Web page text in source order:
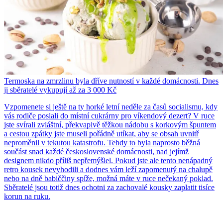
Termoska na zmrzlinu byla dříve nutností v každé domácnosti. Dnes
ji sběratelé vykupují až za 3 000 Kč
Vzpomenete si ještě na ty horké letní neděle za časů socialismu, kdy
vás rodiče poslali do místní cukrárny pro víkendový dezert? V ruce
jste svírali zvláštní, překvapivě těžkou nádobu s korkovým špuntem
a cestou zpátky jste museli pořádně utíkat, aby se obsah uvnitř
neproměnil v tekutou katastrofu. Tehdy to byla naprosto běžná
součást snad každé československé domácnosti, nad jejímž
designem nikdo příliš nepřemýšlel. Pokud jste ale tento nenápadný
retro kousek nevyhodili a dodnes vám leží zapomenutý na chalupě
nebo na dně babiččiny spíže, možná máte v ruce nečekaný poklad.
Sběratelé jsou totiž dnes ochotni za zachovalé kousky zaplatit tisíce
korun na ruku.